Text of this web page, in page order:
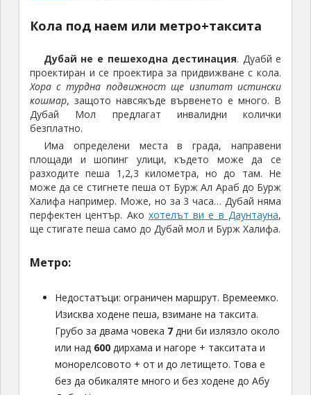
Кола под наем или метро+таксита
Дубай не е пешеходна дестинация. Дуабй е
проектиран и се проектира за придвижване с кола.
Хора с турдна подвижност ще изпитат истински
кошмар, защото навсякъде вървенето е много. В
Дубай Мол предлагат инвалидни колички
безплатно.
Има определени места в града, направени
площади и шопинг улици, където може да се
разходите пеша 1,2,3 километра, но до там. Не
може да се стигнете пеша от Бурж Ал Араб до Бурж
Халифа например. Може, но за 3 часа… Дубай няма
перфектен център. Ако хотелът ви е в Даунтауна,
ще стигате пеша само до Дубай мол и Бурж Халифа.
Метро:
Недостатъци: ограничен маршрут. Времеемко.
Изисква ходене пеша, взимане на таксита.
Грубо за двама човека 7дни би излязло около
или над 600дирхама и нагоре + такситата и
монорелсовото + от и до летището. Това е
без да обикаляте много и без ходене до Абу